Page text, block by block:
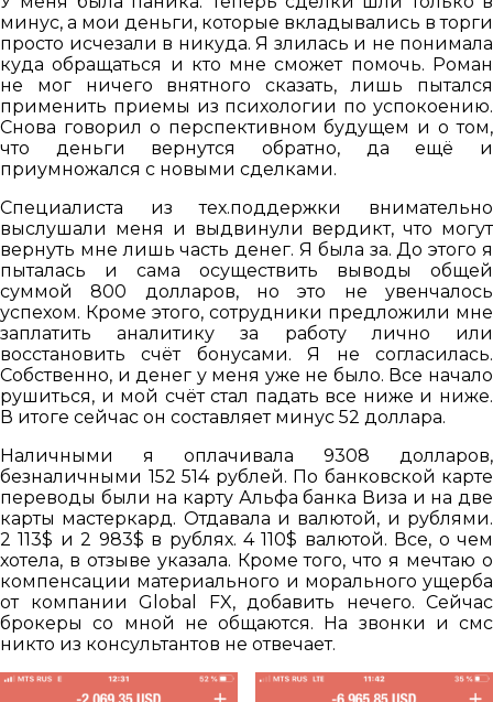
минус, а мои деньги, которые вкладывались в торги
просто исчезали в никуда. Я злилась и не понимала
куда обращаться и кто мне сможет помочь. Роман
не мог ничего внятного сказать, лишь пытался
применить приемы из психологии по успокоению.
Снова говорил о перспективном будущем и о том,
что деньги вернутся обратно, да ещё и
приумножался с новыми сделками.
Специалиста из тех.поддержки внимательно
выслушали меня и выдвинули вердикт, что могут
вернуть мне лишь часть денег. Я была за. До этого я
пыталась и сама осуществить выводы общей
суммой 800 долларов, но это не увенчалось
успехом. Кроме этого, сотрудники предложили мне
заплатить аналитику за работу лично или
восстановить счёт бонусами. Я не согласилась.
Собственно, и денег у меня уже не было. Все начало
рушиться, и мой счёт стал падать все ниже и ниже.
В итоге сейчас он составляет минус 52 доллара.
Наличными я оплачивала 9308 долларов,
безналичными 152 514 рублей. По банковской карте
переводы были на карту Альфа банка Виза и на две
карты мастеркард. Отдавала и валютой, и рублями.
2 113$ и 2 983$ в рублях. 4 110$ валютой. Все, о чем
хотела, в отзыве указала. Кроме того, что я мечтаю о
компенсации материального и морального ущерба
от компании Global FX, добавить нечего. Сейчас
брокеры со мной не общаются. На звонки и смс
никто из консультантов не отвечает.